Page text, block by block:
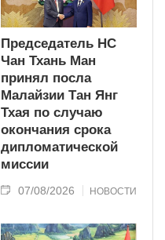
Председатель НС
Чан Тхань Ман
принял посла
Малайзии Тан Янг
Тхая по случаю
окончания срока
дипломатической
миссии
07/08/2026 НОВОСТИ